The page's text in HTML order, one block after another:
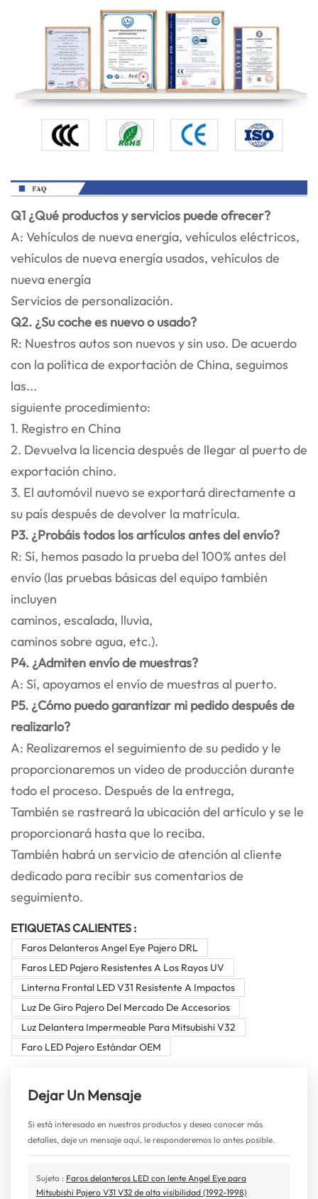
Q1 ¿Qué productos y servicios puede ofrecer?
A: Vehículos de nueva energía, vehículos eléctricos,
vehículos de nueva energía usados, vehículos de
nueva energía
Servicios de personalización.
Q2. ¿Su coche es nuevo o usado?
R: Nuestros autos son nuevos y sin uso. De acuerdo
con la política de exportación de China, seguimos
las...
siguiente procedimiento:
1. Registro en China
2. Devuelva la licencia después de llegar al puerto de
exportación chino.
3. El automóvil nuevo se exportará directamente a
su país después de devolver la matrícula.
P3. ¿Probáis todos los artículos antes del envío?
R: Sí, hemos pasado la prueba del 100% antes del
envío (las pruebas básicas del equipo también
incluyen
caminos, escalada, lluvia,
caminos sobre agua, etc.).
P4. ¿Admiten envío de muestras?
A: Sí, apoyamos el envío de muestras al puerto.
P5. ¿Cómo puedo garantizar mi pedido después de
realizarlo?
A: Realizaremos el seguimiento de su pedido y le
proporcionaremos un video de producción durante
todo el proceso. Después de la entrega,
También se rastreará la ubicación del artículo y se le
proporcionará hasta que lo reciba.
También habrá un servicio de atención al cliente
dedicado para recibir sus comentarios de
seguimiento.
ETIQUETAS CALIENTES :
Faros Delanteros Angel Eye Pajero DRL
Faros LED Pajero Resistentes A Los Rayos UV
Linterna Frontal LED V31 Resistente A Impactos
Luz De Giro Pajero Del Mercado De Accesorios
Luz Delantera Impermeable Para Mitsubishi V32
Faro LED Pajero Estándar OEM
Dejar Un Mensaje
Si está interesado en nuestros productos y desea conocer más
detalles, deje un mensaje aquí, le responderemos lo antes posible.
Sujeto : Faros delanteros LED con lente Angel Eye para
Mitsubishi Pajero V31 V32 de alta visibilidad (1992-1998)